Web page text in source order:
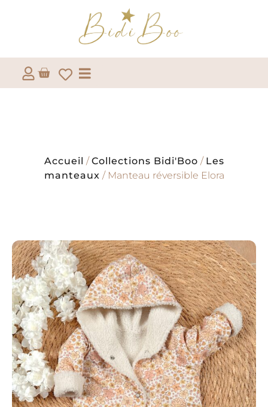
Accueil /Collections Bidi'Boo / Les
manteaux / Manteau réversible Elora